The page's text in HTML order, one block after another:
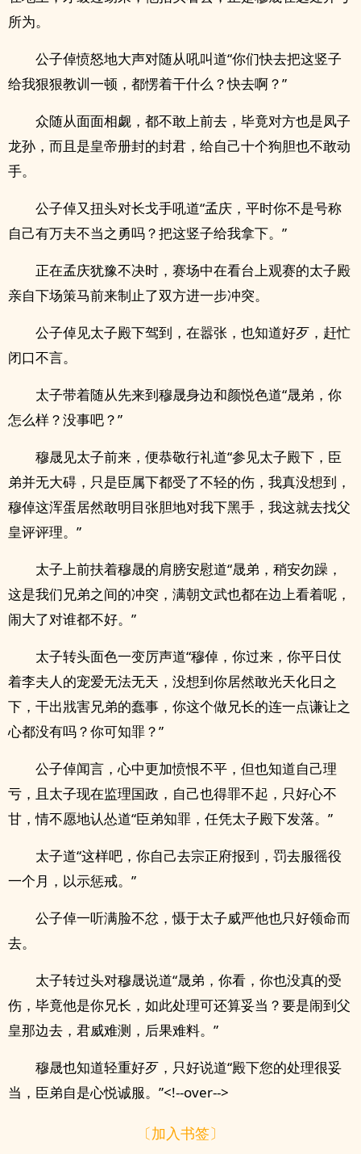
所为。
公子倬愤怒地大声对随从吼叫道“你们快去把这竖子
给我狠狠教训一顿，都愣着干什么？快去啊？”
众随从面面相觑，都不敢上前去，毕竟对方也是凤子
龙孙，而且是皇帝册封的封君，给自己十个狗胆也不敢动
手。
公子倬又扭头对长戈手吼道“孟庆，平时你不是号称
自己有万夫不当之勇吗？把这竖子给我拿下。”
正在孟庆犹豫不决时，赛场中在看台上观赛的太子殿
亲自下场策马前来制止了双方进一步冲突。
公子倬见太子殿下驾到，在嚣张，也知道好歹，赶忙
闭口不言。
太子带着随从先来到穆晟身边和颜悦色道“晟弟，你
怎么样？没事吧？”
穆晟见太子前来，便恭敬行礼道“参见太子殿下，臣
弟并无大碍，只是臣属下都受了不轻的伤，我真没想到，
穆倬这浑蛋居然敢明目张胆地对我下黑手，我这就去找父
皇评评理。”
太子上前扶着穆晟的肩膀安慰道“晟弟，稍安勿躁，
这是我们兄弟之间的冲突，满朝文武也都在边上看着呢，
闹大了对谁都不好。”
太子转头面色一变厉声道“穆倬，你过来，你平日仗
着李夫人的宠爱无法无天，没想到你居然敢光天化日之
下，干出戕害兄弟的蠢事，你这个做兄长的连一点谦让之
心都没有吗？你可知罪？”
公子倬闻言，心中更加愤恨不平，但也知道自己理
亏，且太子现在监理国政，自己也得罪不起，只好心不
甘，情不愿地认怂道“臣弟知罪，任凭太子殿下发落。”
太子道“这样吧，你自己去宗正府报到，罚去服徭役
一个月，以示惩戒。”
公子倬一听满脸不忿，慑于太子威严他也只好领命而
去。
太子转过头对穆晟说道“晟弟，你看，你也没真的受
伤，毕竟他是你兄长，如此处理可还算妥当？要是闹到父
皇那边去，君威难测，后果难料。”
穆晟也知道轻重好歹，只好说道“殿下您的处理很妥
当，臣弟自是心悦诚服。”<!--over-->
〔加入书签〕